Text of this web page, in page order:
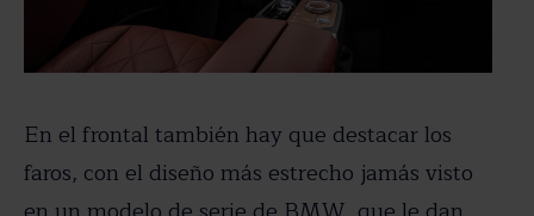
En el frontal también hay que destacar los
faros, con el diseño más estrecho jamás visto